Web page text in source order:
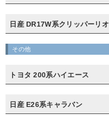
日産 DR17W系クリッパーリオ
その他
トヨタ 200系ハイエース
日産 E26系キャラバン